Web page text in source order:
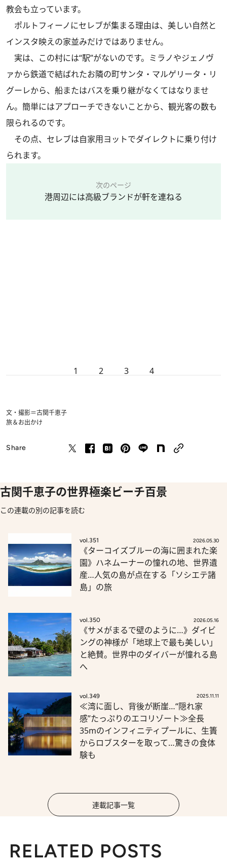
教会も立っています。
ポルトフィーノにセレブが集まる理由は、美しい自然と
インスタ映えの家並みだけではありません。
実は、この村には“駅”がないのです。ミラノやジェノヴ
ァから鉄道で結ばれたお隣の町サンタ・マルゲリータ・リ
グーレから、船またはバスを乗り継がなくてはなりませ
ん。簡単にはアプローチできないことから、観光客の数も
限られるのです。
その点、セレブは自家用ヨットでダイレクトに乗り付け
られます。
次のページ
港周辺には高級ブランドが軒を連ねる
1 2 3 4
文・撮影＝古関千恵子
旅＆お出かけ
Share
古関千恵子の世界極楽ビーチ百景
この連載の別の記事を読む
vol.351 2026.05.30
《ターコイズブルーの海に囲まれた楽
園》ハネムーナーの憧れの地、世界遺
産…人気の島が点在する「ソシエテ諸
島」の旅
vol.350 2026.05.16
《サメがまるで壁のように…》ダイビ
ングの神様が「地球上で最も美しい」
と絶賛。世界中のダイバーが憧れる島
へ
vol.349 2025.11.11
≪湾に面し、背後が断崖…“隠れ家
感”たっぷりのエコリゾート≫全長
35mのインフィニティプールに、生簀
からロブスターを取って…驚きの食体
験も
連載記事一覧
RELATED POSTS